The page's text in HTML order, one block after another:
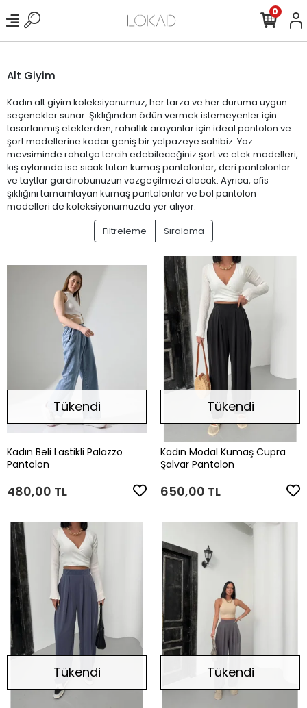
0
Alt Giyim
Kadın alt giyim koleksiyonumuz, her tarza ve her duruma uygun
seçenekler sunar. Şıklığından ödün vermek istemeyenler için
tasarlanmış eteklerden, rahatlık arayanlar için ideal pantolon ve
şort modellerine kadar geniş bir yelpazeye sahibiz. Yaz
mevsiminde rahatça tercih edebileceğiniz şort ve etek modelleri,
kış aylarında ise sıcak tutan kumaş pantolonlar, deri pantolonlar
ve taytlar gardırobunuzun vazgeçilmezi olacak. Ayrıca, ofis
şıklığını tamamlayan kumaş pantolonlar ve bol pantolon
modelleri de koleksiyonumuzda yer alıyor.
Filtreleme
Sıralama
Tükendi
Kadın Beli Lastikli Palazzo
Pantolon
480,00 TL
Tükendi
Kadın Modal Kumaş Cupra
Şalvar Pantolon
650,00 TL
Tükendi Tükendi